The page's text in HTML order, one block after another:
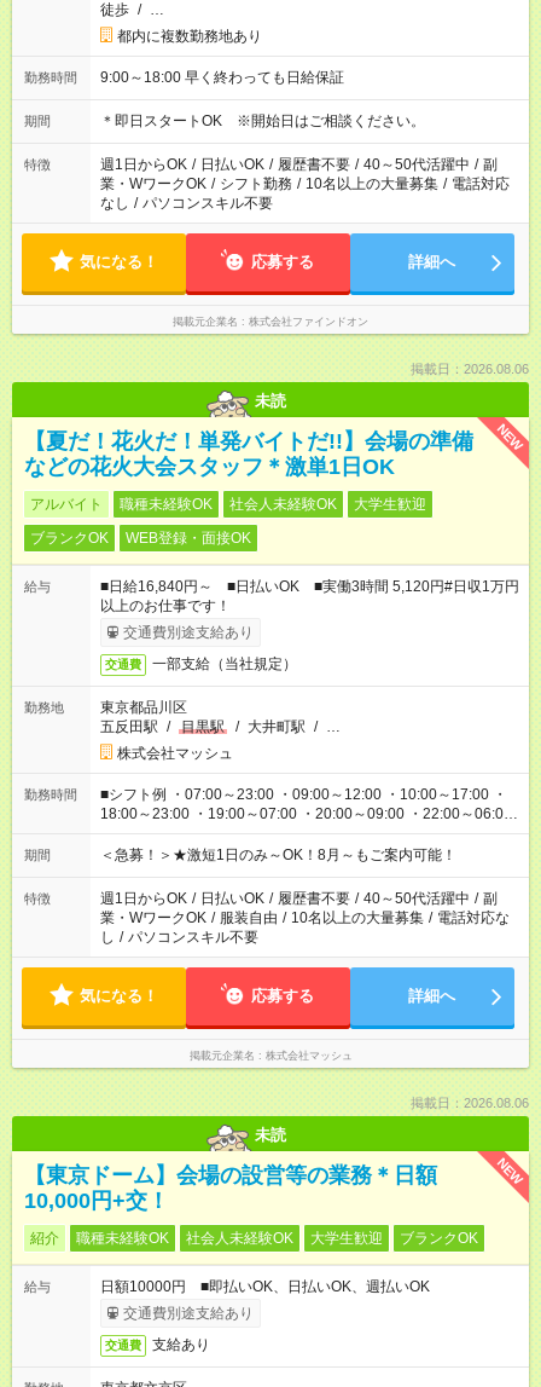
徒歩 / …
都内に複数勤務地あり
勤務時間 9:00～18:00 早く終わっても日給保証
期間 ＊即日スタートOK ※開始日はご相談ください。
特徴 週1日からOK / 日払いOK / 履歴書不要 / 40～50代活躍中 / 副
業・WワークOK / シフト勤務 / 10名以上の大量募集 / 電話対応
なし / パソコンスキル不要
気になる！ 応募する 詳細へ
掲載元企業名 株式会社ファインドオン
掲載日：2026.08.06
未読
NEW
【夏だ！花火だ！単発バイトだ!!】会場の準備
などの花火大会スタッフ＊激単1日OK
アルバイト 職種未経験OK 社会人未経験OK
大学生歓迎
ブランクOK
WEB登録・面接OK
給与
■日給16,840円～ ■日払いOK ■実働3時間 5,120円#日収1万円
以上のお仕事です！
交通費別途支給あり
交通費 一部支給（当社規定）
勤務地
東京都品川区
五反田駅 / 目黒駅 / 大井町駅 / …
株式会社マッシュ
勤務時間
■シフト例 ・07:00～23:00 ・09:00～12:00 ・10:00～17:00 ・
18:00～23:00 ・19:00～07:00 ・20:00～09:00 ・22:00～06:00
etc ★最短3時間で5,120円のお仕事から／15時間で2万円近く稼
げるお仕事も！ ご希望のお時間に合わせてご紹介！ ※シフトは
ください！
期間 ＜急募！＞★激短1日のみ～OK！8月～もご案内可能！
特徴 週1日からOK / 日払いOK / 履歴書不要 / 40～50代活躍中 / 副
業・WワークOK / 服装自由 / 10名以上の大量募集 / 電話対応な
し / パソコンスキル不要
気になる！ 応募する 詳細へ
掲載元企業名 株式会社マッシュ
掲載日：2026.08.06
未読
NEW
【東京ドーム】会場の設営等の業務＊日額
10,000円+交！
紹介 職種未経験OK 社会人未経験OK 大学生歓迎 ブランクOK
給与
日額10000円 ■即払いOK、日払いOK、週払いOK
交通費別途支給あり
交通費 支給あり